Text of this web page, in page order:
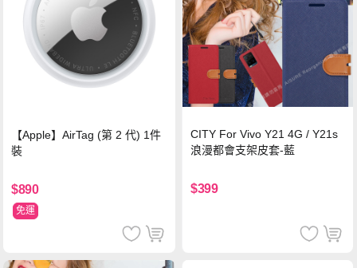
【Apple】AirTag (第 2 代) 1件
裝
$890
免運
CITY For Vivo Y21 4G / Y21s
浪漫都會支架皮套-藍
$399